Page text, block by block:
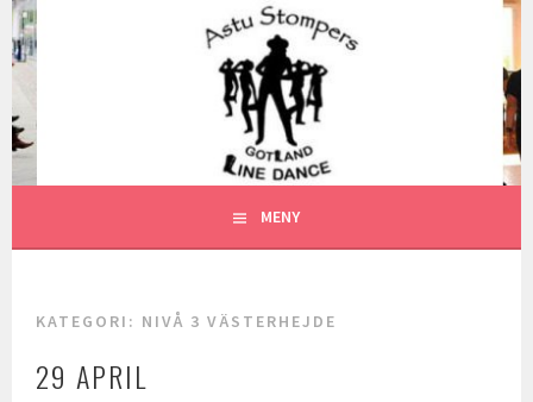
Gå
till
innehållASTU STOMPERS
GOTLAND LINEDANCE MEDLEMSSIDA
MENY
KATEGORI: NIVÅ 3 VÄSTERHEJDE
29 APRIL